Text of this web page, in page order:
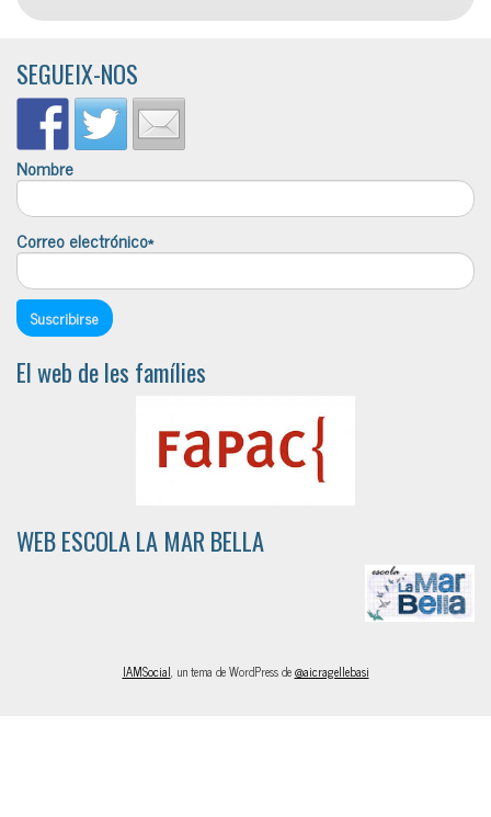
SEGUEIX-NOS
Nombre
Correo electrónico*
El web de les famílies
WEB ESCOLA LA MAR BELLA
IAMSocial, un tema de WordPress de@aicragellebasi